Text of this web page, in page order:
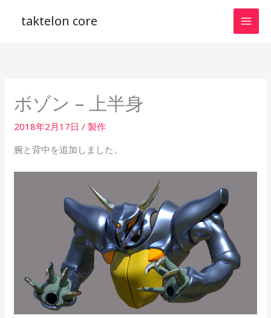
taktelon core
ボゾン – 上半身
2018年2月17日/製作
腕と背中を追加しました。